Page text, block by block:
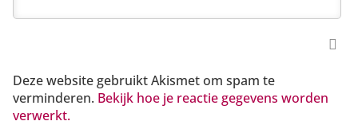
Deze website gebruikt Akismet om spam te
verminderen. Bekijk hoe je reactie gegevens worden
verwerkt.